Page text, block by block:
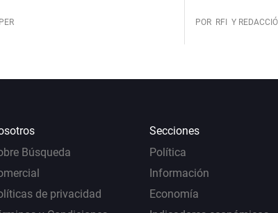
POR RFI Y
Búsqueda
de privacidad
Secciones
Política
Información
Economía